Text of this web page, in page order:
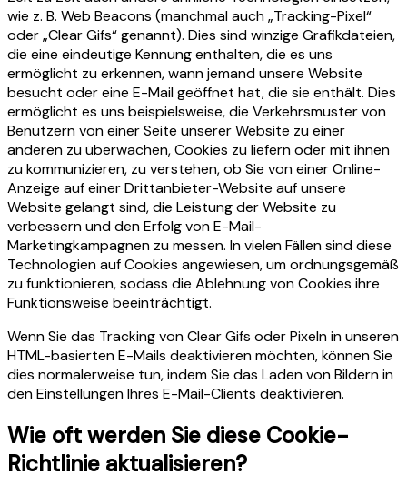
wie z. B. Web Beacons (manchmal auch „Tracking-Pixel“
oder „Clear Gifs“ genannt). Dies sind winzige Grafikdateien,
die eine eindeutige Kennung enthalten, die es uns
ermöglicht zu erkennen, wann jemand unsere Website
besucht oder eine E-Mail geöffnet hat, die sie enthält. Dies
ermöglicht es uns beispielsweise, die Verkehrsmuster von
Benutzern von einer Seite unserer Website zu einer
anderen zu überwachen, Cookies zu liefern oder mit ihnen
zu kommunizieren, zu verstehen, ob Sie von einer Online-
Anzeige auf einer Drittanbieter-Website auf unsere
Website gelangt sind, die Leistung der Website zu
verbessern und den Erfolg von E-Mail-
Marketingkampagnen zu messen. In vielen Fällen sind diese
Technologien auf Cookies angewiesen, um ordnungsgemäß
zu funktionieren, sodass die Ablehnung von Cookies ihre
Funktionsweise beeinträchtigt.
Wenn Sie das Tracking von Clear Gifs oder Pixeln in unseren
HTML-basierten E-Mails deaktivieren möchten, können Sie
dies normalerweise tun, indem Sie das Laden von Bildern in
den Einstellungen Ihres E-Mail-Clients deaktivieren.
Wie oft werden Sie diese Cookie-
Richtlinie aktualisieren?